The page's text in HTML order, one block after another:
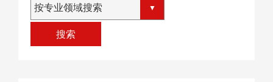
按专业领域搜索
搜索